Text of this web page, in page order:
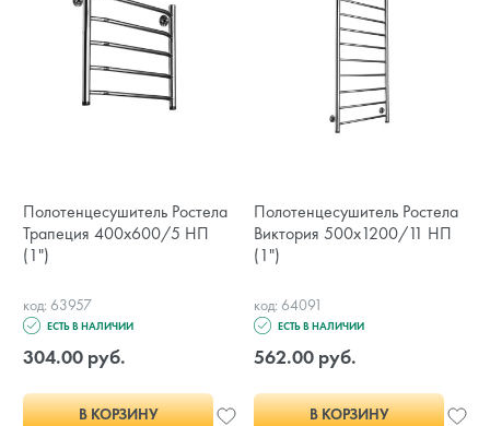
Полотенцесушитель Ростела
Трапеция 400х600/5 НП
(1")
код: 63957
ЕСТЬ В НАЛИЧИИ
304.00 руб.
В КОРЗИНУ
Полотенцесушитель Ростела
Виктория 500х1200/11 НП
(1")
код: 64091
ЕСТЬ В НАЛИЧИИ
562.00 руб.
В КОРЗИНУ